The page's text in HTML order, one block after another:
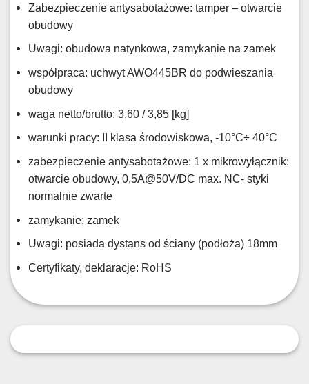
Zabezpieczenie antysabotażowe: tamper – otwarcie
obudowy
Uwagi: obudowa natynkowa, zamykanie na zamek
współpraca: uchwyt AWO445BR do podwieszania
obudowy
waga netto/brutto: 3,60 / 3,85 [kg]
warunki pracy: II klasa środowiskowa, -10°C÷ 40°C
zabezpieczenie antysabotażowe: 1 x mikrowyłącznik:
otwarcie obudowy, 0,5A@50V/DC max. NC- styki
normalnie zwarte
zamykanie: zamek
Uwagi: posiada dystans od ściany (podłoża) 18mm
Certyfikaty, deklaracje: RoHS